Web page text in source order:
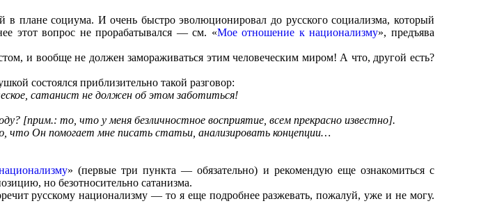
в плане социума. И очень быстро эволюционировал до русского социализма, который
этот вопрос не прорабатывался — см. «Мое отношение к национализму», предъява
и вообще не должен замораживаться этим человеческим миром! А что, другой есть?
состоялся приблизительно такой разговор:
сатанист не должен об этом заботиться!
то, что у меня безличностное восприятие, всем прекрасно известно].
что Он помогает мне писать статьи, анализировать концепции…
» (первые три пункта — обязательно) и рекомендую еще ознакомиться с
но безотносительно сатанизма.
русскому национализму — то я еще подробнее разжевать, пожалуй, уже и не могу.